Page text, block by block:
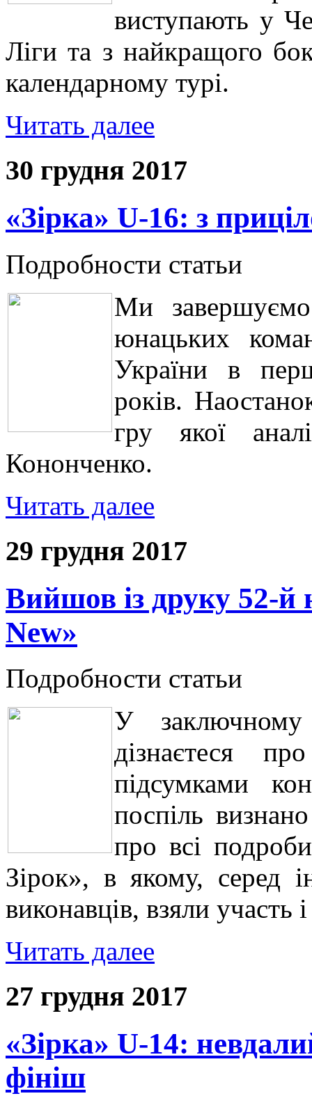
виступають у
Ліги та з найкращого
календарному турі.
Читать далее
30 грудня 2017
«Зірка» U-16: з
Подробности статьи
Ми завершуємо
юнацьких
України в
років.
гру якої
Кононченко.
Читать далее
29 грудня 2017
Вийшов із друку 52-й
New»
Подробности статьи
У
дізнаєтеся
підсумками
поспіль
про всі
Зірок», в якому, серед
виконавців, взяли участь
Читать далее
27 грудня 2017
«Зірка» U-14:
фініш